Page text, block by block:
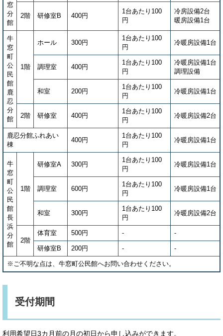
窓
分
館
2階 研修室B 400円
1台あたり100
円
冷房設備2台
暖房設備1台
牛
窓
町
公
民
館
鹿
忍
分
館
1階
ホール 300円
1台あたり100
円
冷暖房設備1台
調理室 400円
1台あたり100
円
冷暖房設備1台
調理設備
和室 200円
1台あたり100
円
冷暖房設備1台
2階 研修室 400円
1台あたり100
円
冷暖房設備2台
鹿忍分館ふれあい
棟
400円
1台あたり100
円
冷暖房設備1台
牛
窓
町
公
民
館
長
浜
分
館
1階
研修室A 300円
1台あたり100
円
冷暖房設備1台
調理室 600円
1台あたり100
円
冷暖房設備1台
和室 300円
1台あたり100
円
冷暖房設備2台
2階
体育室 500円 - -
研修室B 200円 - -
※ご不明な点は、牛窓町公民館へお問い合わせください。
受付期間
利用希望日3カ月前の月の初日から申し込みができます。